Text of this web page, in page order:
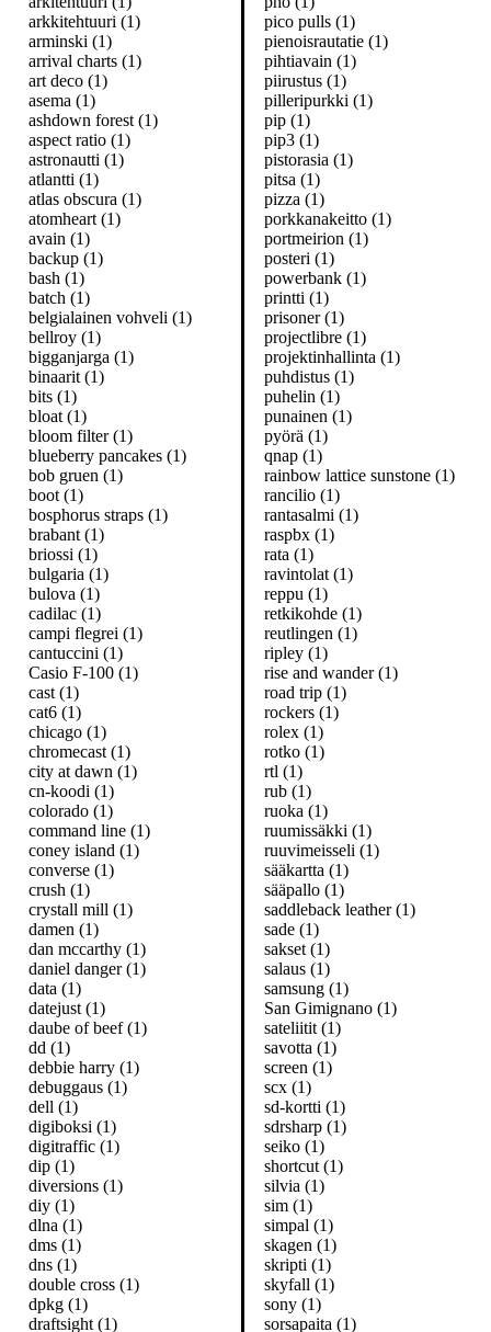
arkkitehtuuri (1)
arminski (1)
arrival charts (1)
art deco (1)
asema (1)
ashdown forest (1)
aspect ratio (1)
astronautti (1)
atlantti (1)
atlas obscura (1)
atomheart (1)
avain (1)
backup (1)
bash (1)
batch (1)
belgialainen vohveli (1)
bellroy (1)
bigganjarga (1)
binaarit (1)
bits (1)
bloat (1)
bloom filter (1)
blueberry pancakes (1)
bob gruen (1)
boot (1)
bosphorus straps (1)
brabant (1)
briossi (1)
bulgaria (1)
bulova (1)
cadilac (1)
campi flegrei (1)
cantuccini (1)
Casio F-100 (1)
cast (1)
cat6 (1)
chicago (1)
chromecast (1)
city at dawn (1)
cn-koodi (1)
colorado (1)
command line (1)
coney island (1)
converse (1)
crush (1)
crystall mill (1)
damen (1)
dan mccarthy (1)
daniel danger (1)
data (1)
datejust (1)
daube of beef (1)
dd (1)
debbie harry (1)
debuggaus (1)
dell (1)
digiboksi (1)
digitraffic (1)
dip (1)
diversions (1)
diy (1)
dlna (1)
dms (1)
dns (1)
double cross (1)
dpkg (1)
draftsight (1)
pico pulls (1)
pienoisrautatie (1)
pihtiavain (1)
piirustus (1)
pilleripurkki (1)
pip (1)
pip3 (1)
pistorasia (1)
pitsa (1)
pizza (1)
porkkanakeitto (1)
portmeirion (1)
posteri (1)
powerbank (1)
printti (1)
prisoner (1)
projectlibre (1)
projektinhallinta (1)
puhdistus (1)
puhelin (1)
punainen (1)
pyörä (1)
qnap (1)
rainbow lattice sunstone (1)
rancilio (1)
rantasalmi (1)
raspbx (1)
rata (1)
ravintolat (1)
reppu (1)
retkikohde (1)
reutlingen (1)
ripley (1)
rise and wander (1)
road trip (1)
rockers (1)
rolex (1)
rotko (1)
rtl (1)
rub (1)
ruoka (1)
ruumissäkki (1)
ruuvimeisseli (1)
sääkartta (1)
sääpallo (1)
saddleback leather (1)
sade (1)
sakset (1)
salaus (1)
samsung (1)
San Gimignano (1)
sateliitit (1)
savotta (1)
screen (1)
scx (1)
sd-kortti (1)
sdrsharp (1)
seiko (1)
shortcut (1)
silvia (1)
sim (1)
simpal (1)
skagen (1)
skripti (1)
skyfall (1)
sony (1)
sorsapaita (1)